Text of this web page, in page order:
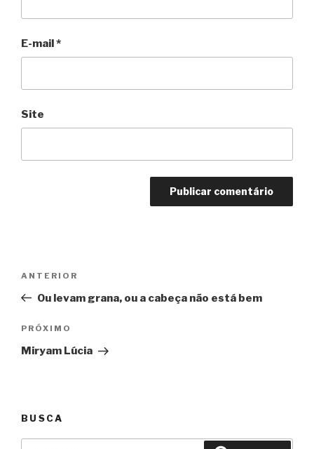
E-mail*
Site
Post
Anterior
ANTERIOR
Ou levam grana, ou a cabeça não está bem
Próximo
PRÓXIMO
Miryam Lúcia
BUSCA